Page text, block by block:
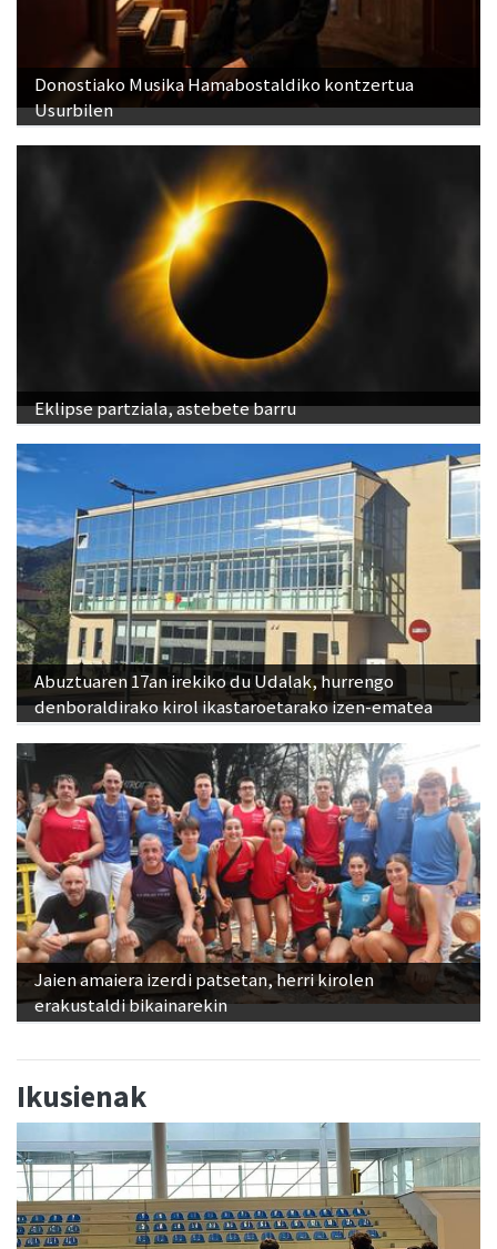
Donostiako Musika Hamabostaldiko kontzertua
Usurbilen
Eklipse partziala, astebete barru
Abuztuaren 17an irekiko du Udalak, hurrengo
denboraldirako kirol ikastaroetarako izen-ematea
Jaien amaiera izerdi patsetan, herri kirolen
erakustaldi bikainarekin
Ikusienak